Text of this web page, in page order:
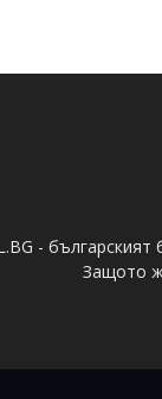
-
Защото